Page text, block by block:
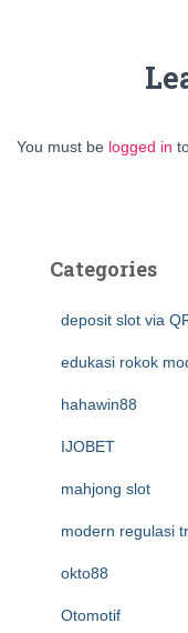
You must be logged in
Categories
deposit slot via
edukasi rokok
hahawin88
IJOBET
mahjong slot
modern regulasi
okto88
Otomotif